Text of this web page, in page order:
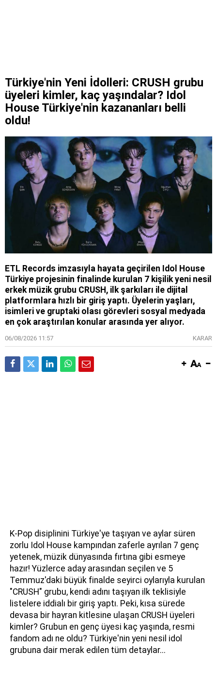
Türkiye'nin Yeni İdolleri: CRUSH grubu
üyeleri kimler, kaç yaşındalar? Idol
House Türkiye'nin kazananları belli
oldu!
ETL Records imzasıyla hayata geçirilen Idol House
Türkiye projesinin finalinde kurulan 7 kişilik yeni nesil
erkek müzik grubu CRUSH, ilk şarkıları ile dijital
platformlara hızlı bir giriş yaptı. Üyelerin yaşları,
isimleri ve gruptaki olası görevleri sosyal medyada
en çok araştırılan konular arasında yer alıyor.
06/08/2026 11:57 KARAR
K-Pop disiplinini Türkiye'ye taşıyan ve aylar süren
zorlu Idol House kampından zaferle ayrılan 7 genç
yetenek, müzik dünyasında fırtına gibi esmeye
hazır! Yüzlerce aday arasından seçilen ve 5
Temmuz'daki büyük finalde seyirci oylarıyla kurulan
"CRUSH" grubu, kendi adını taşıyan ilk teklisiyle
listelere iddialı bir giriş yaptı. Peki, kısa sürede
devasa bir hayran kitlesine ulaşan CRUSH üyeleri
kimler? Grubun en genç üyesi kaç yaşında, resmi
fandom adı ne oldu? Türkiye'nin yeni nesil idol
grubuna dair merak edilen tüm detaylar...